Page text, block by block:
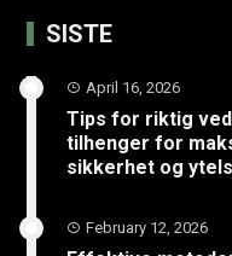
SISTE
April 16, 2026
Tips for riktig
tilhenger for
sikkerhet og
February 12, 2026